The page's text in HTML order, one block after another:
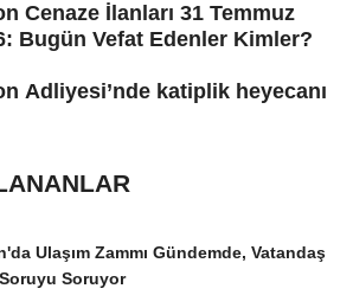
Cenaze İlanları 31 Temmuz
Bugün Vefat Edenler Kimler?
Adliyesi’nde katiplik heyecanı
Ulaşım Zammı Gündemde, Vatandaş
Soruyor